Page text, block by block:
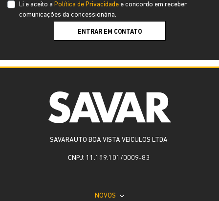
Li e aceito a Política de Privacidade e concordo em receber
comunicações da concessionária.
ENTRAR EM CONTATO
SAVARAUTO BOA VISTA VEICULOS LTDA
CNPJ: 11.159.101/0009-83
NOVOS